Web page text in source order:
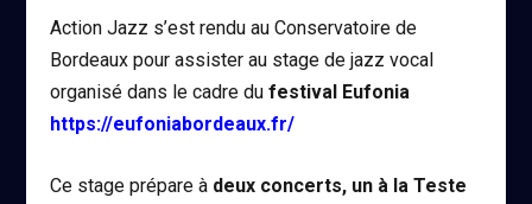
Action Jazz s’est rendu au Conservatoire de
Bordeaux pour assister au stage de jazz vocal
organisé dans le cadre dufestival Eufonia
https://eufoniabordeaux.fr/
Ce stage prépare à deux concerts, un à la Teste